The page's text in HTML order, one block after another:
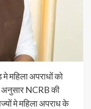
महिला अपराधों को
अनुसार NCRB की
मे महिला अपराध के